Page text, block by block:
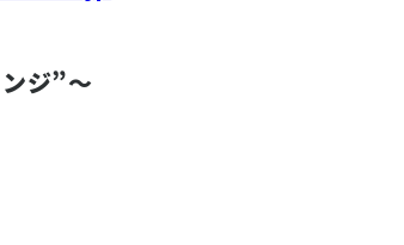
ジ”〜